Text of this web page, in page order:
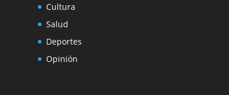
Cultura
Salud
Deportes
Opinión